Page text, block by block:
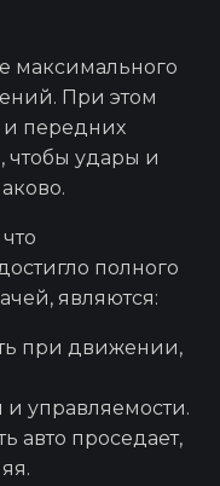
максимального
При этом
и передних
чтобы удары и
полного
являются:
при движении,
управляемости.
авто проседает,